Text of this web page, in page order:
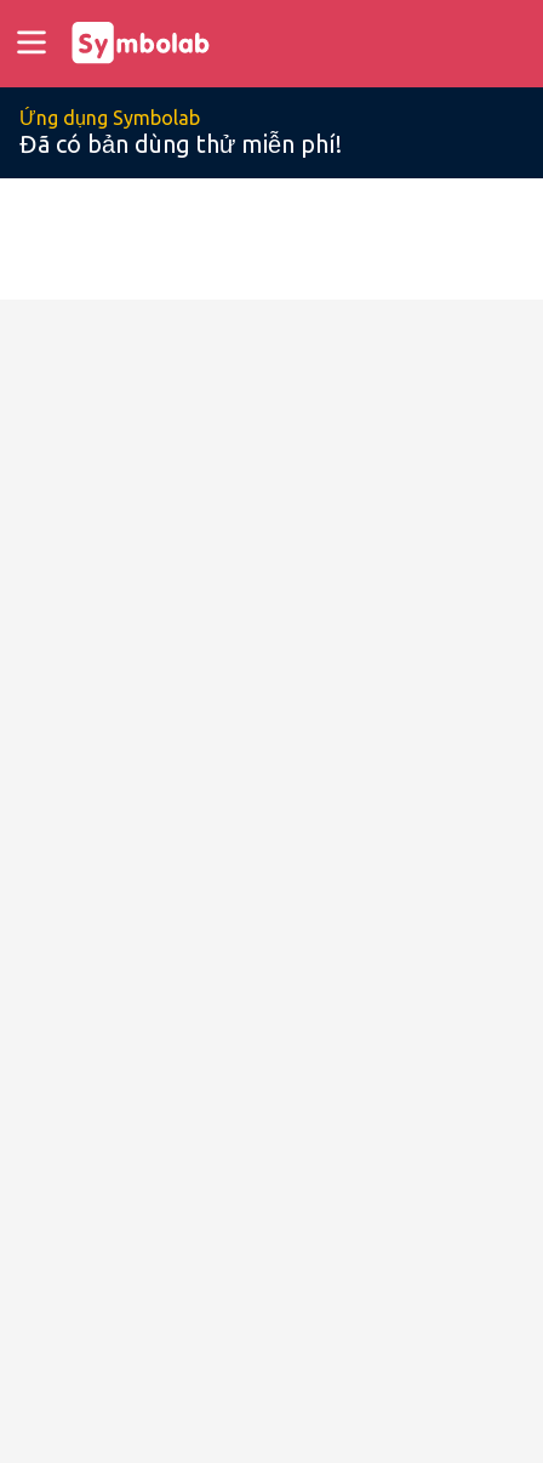
Ứng dụng Symbolab
Đã có bản dùng thử miễn phí!